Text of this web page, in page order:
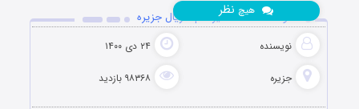
دانلود قسمت 13 سیزدهم سریال جزیره
نویسنده ۲۴ دی ۱۴۰۰
جزیره ۹۸۳۶۸ بازدید
هیچ نظر